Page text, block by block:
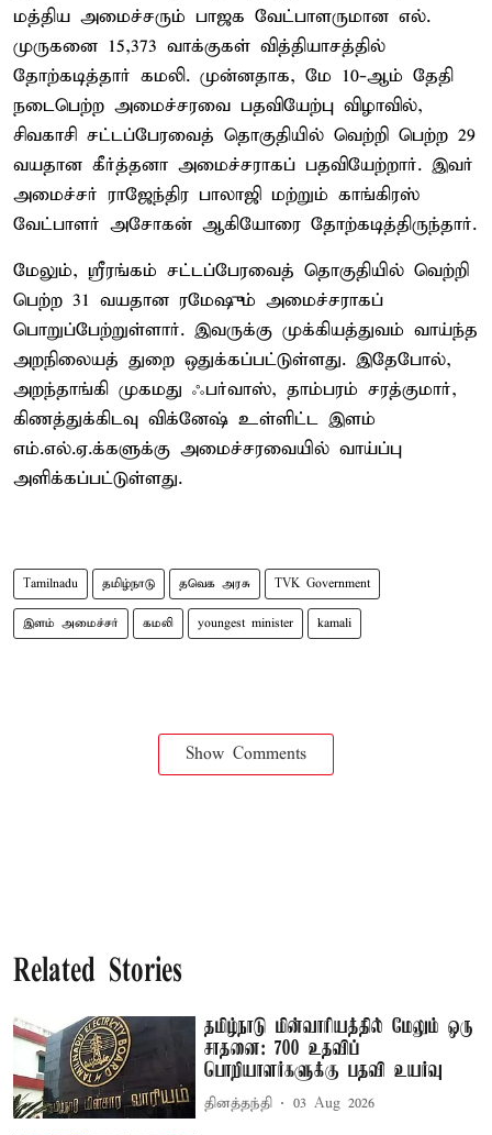
மத்திய அமைச்சரும் பாஜக வேட்பாளருமான எல்.
முருகனை 15,373 வாக்குகள் வித்தியாசத்தில்
தோற்கடித்தார் கமலி. முன்னதாக, மே 10-ஆம் தேதி
நடைபெற்ற அமைச்சரவை பதவியேற்பு விழாவில்,
சிவகாசி சட்டப்பேரவைத் தொகுதியில் வெற்றி பெற்ற 29
வயதான கீர்த்தனா அமைச்சராகப் பதவியேற்றார். இவர்
அமைச்சர் ராஜேந்திர பாலாஜி மற்றும் காங்கிரஸ்
வேட்பாளர் அசோகன் ஆகியோரை தோற்கடித்திருந்தார்.
மேலும், ஸ்ரீரங்கம் சட்டப்பேரவைத் தொகுதியில் வெற்றி
பெற்ற 31 வயதான ரமேஷும் அமைச்சராகப்
பொறுப்பேற்றுள்ளார். இவருக்கு முக்கியத்துவம் வாய்ந்த
அறநிலையத் துறை ஒதுக்கப்பட்டுள்ளது. இதேபோல்,
அறந்தாங்கி முகமது ஃபர்வாஸ், தாம்பரம் சரத்குமார்,
கிணத்துக்கிடவு விக்னேஷ் உள்ளிட்ட இளம்
எம்.எல்.ஏ.க்களுக்கு அமைச்சரவையில் வாய்ப்பு
அளிக்கப்பட்டுள்ளது.
Tamilnadu தமிழ்நாடு தவெக அரசு TVK Government
இளம் அமைச்சர் கமலி youngest minister kamali
Show Comments
Related Stories
தமிழ்நாடு மின்வாரியத்தில் மேலும் ஒரு
சாதனை: 700 உதவிப்
பொறியாளர்களுக்கு பதவி உயர்வு
தினத்தந்தி 03 Aug 2026